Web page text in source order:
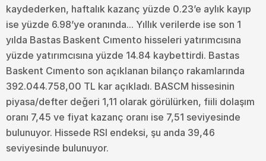
kaydederken, haftalık kazanç yüzde 0.23’e aylık kayıp
ise yüzde 6.98’ye oranında... Yıllık verilerde ise son 1
yılda Bastas Baskent Cımento hisseleri yatırımcısına
yüzde yatırımcısına yüzde 14.84 kaybettirdi. Bastas
Baskent Cımento son açıklanan bilanço rakamlarında
392.044.758,00 TL kar açıkladı. BASCM hissesinin
piyasa/defter değeri 1,11 olarak görülürken, fiili dolaşım
oranı 7,45 ve fiyat kazanç oranı ise 7,51 seviyesinde
bulunuyor. Hissede RSI endeksi, şu anda 39,46
seviyesinde bulunuyor.